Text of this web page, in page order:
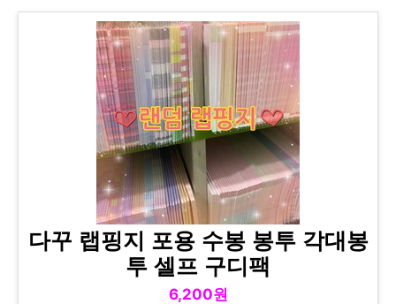
다꾸 랩핑지 포용 수봉 봉투 각대봉
투 셀프 구디팩
6,200원